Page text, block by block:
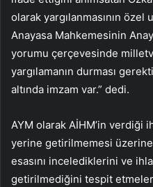
olarak yargılanmasının
Anayasa Mahkemesinin
yorumu çerçevesinde
yargılamanın durması
altında imzam var.” dedi.
AYM olarak AİHM’in verdiği
yerine getirilmemesi
esasını incelediklerini ve
getirilmediğini tespit